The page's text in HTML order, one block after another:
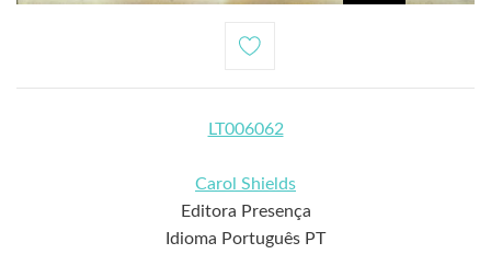
LT006062
Carol Shields
Editora Presença
Idioma Português PT